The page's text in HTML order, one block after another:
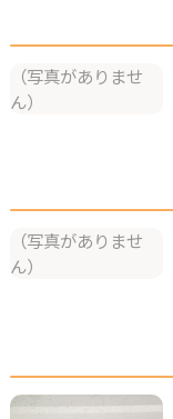
（写真がありませ
ん）
（写真がありませ
ん）